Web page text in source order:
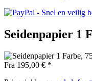
Seidenpapier 1
Fra 195,00 € *